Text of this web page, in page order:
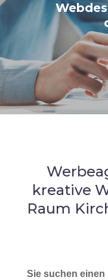
kreative
Raum
Sie suchen